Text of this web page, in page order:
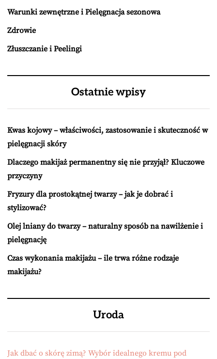
Warunki zewnętrzne i Pielęgnacja sezonowa
Zdrowie
Złuszczanie i Peelingi
Ostatnie wpisy
Kwas kojowy – właściwości, zastosowanie i skuteczność w
pielęgnacji skóry
Dlaczego makijaż permanentny się nie przyjął? Kluczowe
przyczyny
Fryzury dla prostokątnej twarzy – jak je dobrać i
stylizować?
Olej lniany do twarzy – naturalny sposób na nawilżenie i
pielęgnację
Czas wykonania makijażu – ile trwa różne rodzaje
makijażu?
Uroda
Jak dbać o skórę zimą? Wybór idealnego kremu pod